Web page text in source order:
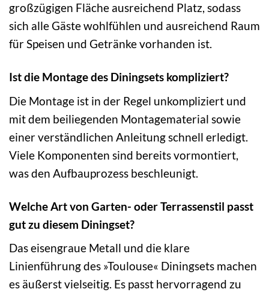
großzügigen Fläche ausreichend Platz, sodass
sich alle Gäste wohlfühlen und ausreichend Raum
für Speisen und Getränke vorhanden ist.
Ist die Montage des Diningsets kompliziert?
Die Montage ist in der Regel unkompliziert und
mit dem beiliegenden Montagematerial sowie
einer verständlichen Anleitung schnell erledigt.
Viele Komponenten sind bereits vormontiert,
was den Aufbauprozess beschleunigt.
Welche Art von Garten- oder Terrassenstil passt
gut zu diesem Diningset?
Das eisengraue Metall und die klare
Linienführung des »Toulouse« Diningsets machen
es äußerst vielseitig. Es passt hervorragend zu